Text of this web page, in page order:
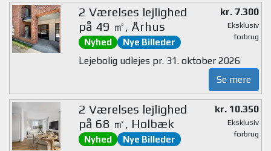
2 Værelses lejlighed
på 49 ㎡, Århus
Nyhed Nye Billeder
kr. 7.300
Eksklusiv
forbrug
Lejebolig udlejes pr. 31. oktober 2026
Se mere
2 Værelses lejlighed
på 68 ㎡, Holbæk
Nyhed Nye Billeder
kr. 10.350
Eksklusiv
forbrug